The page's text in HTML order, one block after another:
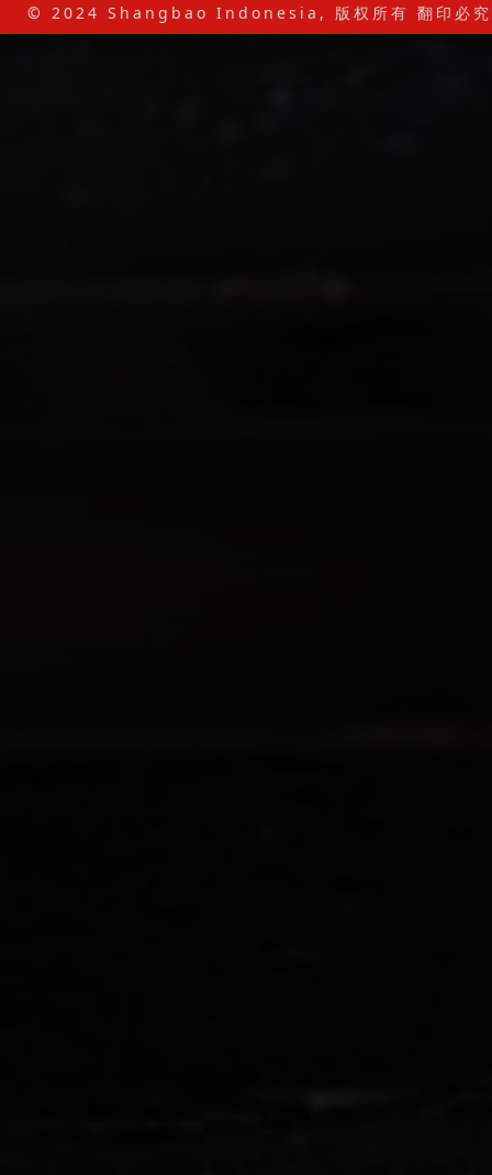
© 2024 Shangbao Indonesia, 版权所有 翻印必